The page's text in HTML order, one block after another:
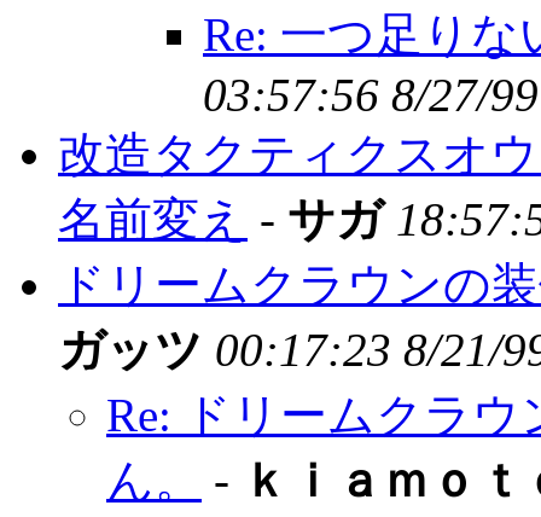
Re: 一つ足りな
03:57:56 8/27/99
改造タクティクスオ
名前変え - サガ
ドリームクラウンの
ガッツ 00:17:23 8/21/
Re: ドリームクラ
ん。
- ｋｉａｍｏｔ